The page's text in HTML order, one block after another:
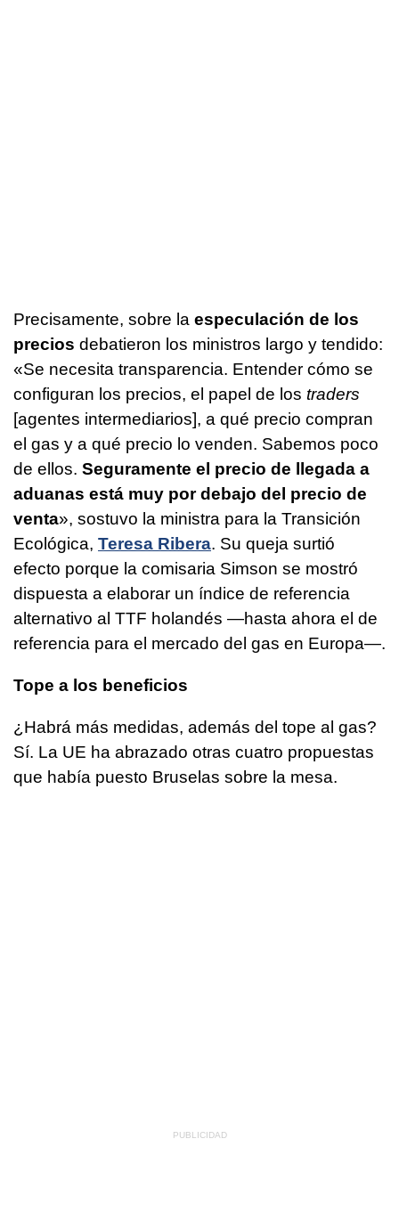
Precisamente, sobre la especulación de los
precios debatieron los ministros largo y tendido:
«Se necesita transparencia. Entender cómo se
configuran los precios, el papel de los traders
[agentes intermediarios], a qué precio compran
el gas y a qué precio lo venden. Sabemos poco
de ellos. Seguramente el precio de llegada a
aduanas está muy por debajo del precio de
venta», sostuvo la ministra para la Transición
Ecológica, Teresa Ribera. Su queja surtió
efecto porque la comisaria Simson se mostró
dispuesta a elaborar un índice de referencia
alternativo al TTF holandés —hasta ahora el de
referencia para el mercado del gas en Europa—.
Tope a los beneficios
¿Habrá más medidas, además del tope al gas?
Sí. La UE ha abrazado otras cuatro propuestas
que había puesto Bruselas sobre la mesa.